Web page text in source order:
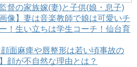
監督の家族嫁(妻)と子供(娘・息子)
像】妻は音楽教師で娘は可愛いチ
！生い立ちは学生コーチ！仙台育
顔面麻痺や唇整形は若い頃事故の
顔が不自然な理由とは？